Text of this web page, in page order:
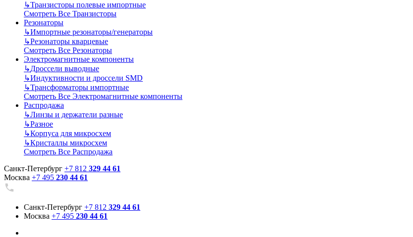
↳Транзисторы полевые импортные
Смотреть Все Транзисторы
Резонаторы
↳Импортные резонаторы/генераторы
↳Резонаторы кварцевые
Смотреть Все Резонаторы
Электромагнитные компоненты
↳Дроссели выводные
↳Индуктивности и дроссели SMD
↳Трансформаторы импортные
Смотреть Все Электромагнитные компоненты
Распродажа
↳Линзы и держатели разные
↳Разное
↳Корпуса для микросхем
↳Кристаллы микросхем
Смотреть Все Распродажа
Санкт-Петербург +7 812 329 44 61
Москва +7 495 230 44 61
Санкт-Петербург +7 812 329 44 61
Москва +7 495 230 44 61